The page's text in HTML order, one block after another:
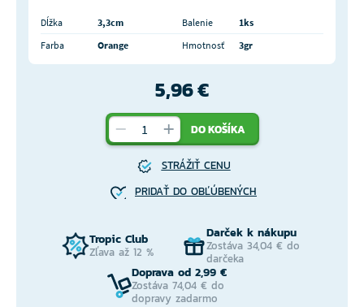
Dĺžka 3,3cm Balenie
1ks
Farba
Orange Hmotnosť 3gr
5,96 €
DO KOŠÍKA
STRÁŽIŤ CENU
PRIDAŤ DO OBĽÚBENÝCH
Tropic Club
Zľava až 12 %
Darček k nákupu
Zostáva 34,04 € do
darčeka
Doprava od 2,99 €
Zostáva 74,04 € do
dopravy zadarmo